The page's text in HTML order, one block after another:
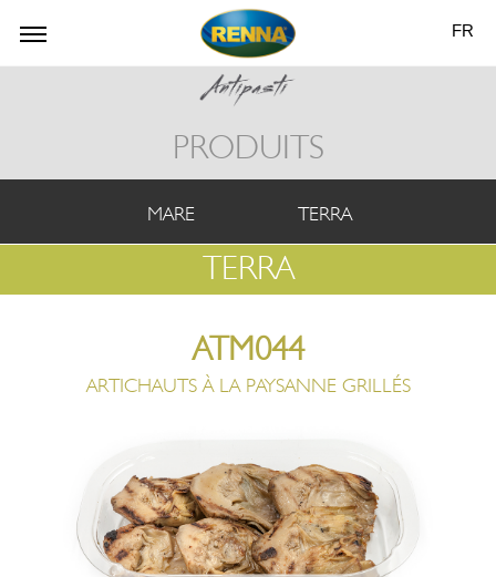
FR
PRODUITS
MARE TERRA
TERRA
ATM044
ARTICHAUTS À LA PAYSANNE GRILLÉS